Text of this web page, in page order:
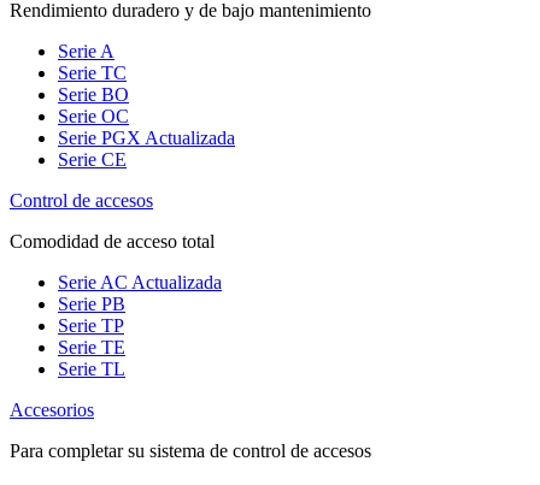
Rendimiento duradero y de bajo mantenimiento
Serie A
Serie TC
Serie BO
Serie OC
Serie PGX Actualizada
Serie CE
Control de accesos
Comodidad de acceso total
Serie AC Actualizada
Serie PB
Serie TP
Serie TE
Serie TL
Accesorios
Para completar su sistema de control de accesos